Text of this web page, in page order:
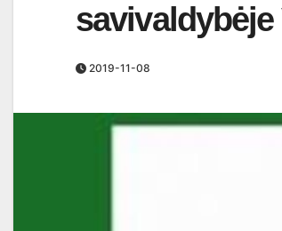
2019-11-08